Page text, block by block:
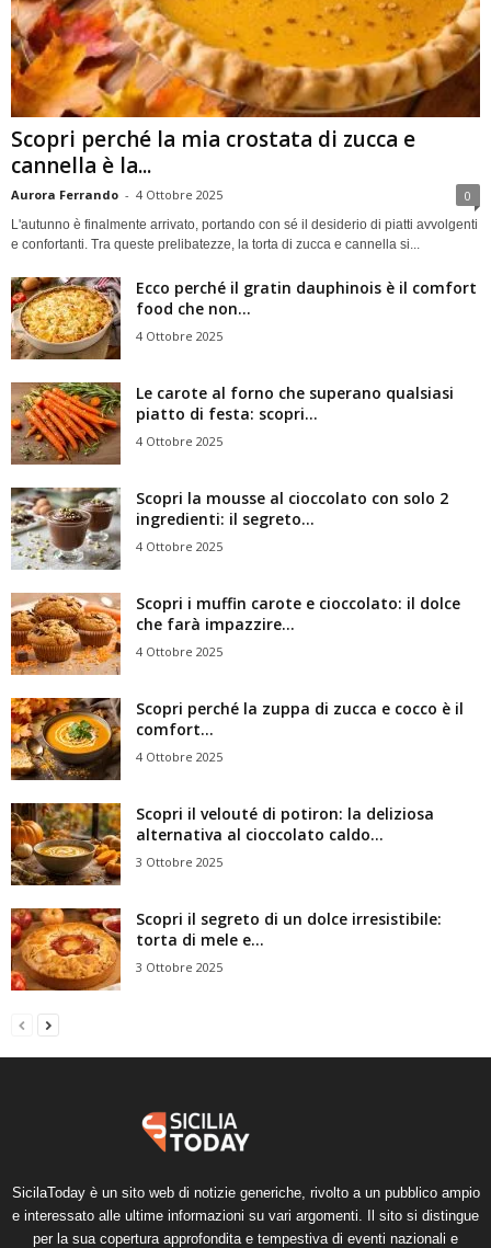
Scopri perché la mia crostata di zucca e
cannella è la...
Aurora Ferrando - 4 Ottobre 2025 0
L'autunno è finalmente arrivato, portando con sé il desiderio di piatti avvolgenti
e confortanti. Tra queste prelibatezze, la torta di zucca e cannella si...
Ecco perché il gratin dauphinois è il comfort
food che non...
4 Ottobre 2025
Le carote al forno che superano qualsiasi
piatto di festa: scopri...
4 Ottobre 2025
Scopri la mousse al cioccolato con solo 2
ingredienti: il segreto...
4 Ottobre 2025
Scopri i muffin carote e cioccolato: il dolce
che farà impazzire...
4 Ottobre 2025
Scopri perché la zuppa di zucca e cocco è il
comfort...
4 Ottobre 2025
Scopri il velouté di potiron: la deliziosa
alternativa al cioccolato caldo...
3 Ottobre 2025
Scopri il segreto di un dolce irresistibile:
torta di mele e...
3 Ottobre 2025
SicilaToday è un sito web di notizie generiche, rivolto a un pubblico ampio
e interessato alle ultime informazioni su vari argomenti. Il sito si distingue
per la sua copertura approfondita e tempestiva di eventi nazionali e